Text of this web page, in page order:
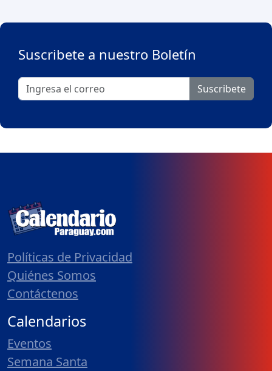
Suscribete a nuestro Boletín
Suscribete
Políticas de Privacidad
Quiénes Somos
Contáctenos
Calendarios
Eventos
Semana Santa